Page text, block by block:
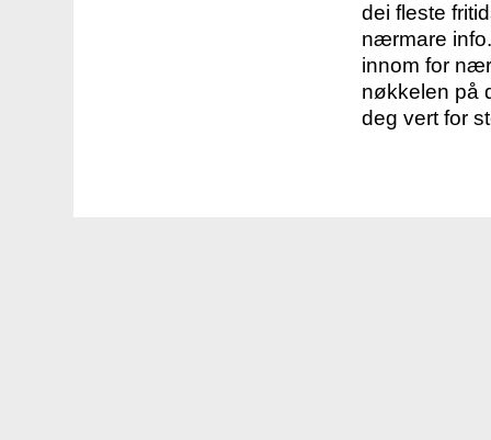
dei fleste
nærmare
innom for
nøkkelen på
deg vert for